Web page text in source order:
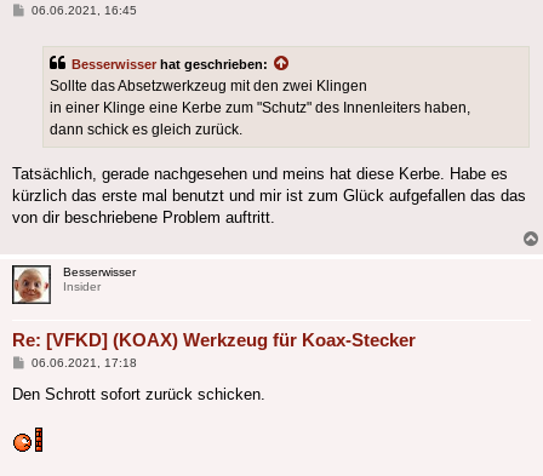
Beitrag
06.06.2021, 16:45
Besserwisser hat geschrieben:
Sollte das Absetzwerkzeug mit den zwei Klingen
in einer Klinge eine Kerbe zum "Schutz" des Innenleiters haben,
dann schick es gleich zurück.
Tatsächlich, gerade nachgesehen und meins hat diese Kerbe. Habe es
kürzlich das erste mal benutzt und mir ist zum Glück aufgefallen das das
von dir beschriebene Problem auftritt.
Besserwisser
Insider
Re: [VFKD] (KOAX) Werkzeug für Koax-Stecker
Beitrag
06.06.2021, 17:18
Den Schrott sofort zurück schicken.